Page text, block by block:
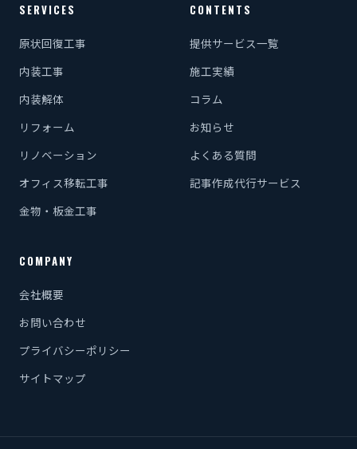
SERVICES
原状回復工事
内装工事
内装解体
リフォーム
リノベーション
オフィス移転工事
金物・板金工事
CONTENTS
提供サービス一覧
施工実績
コラム
お知らせ
よくある質問
記事作成代行サービス
COMPANY
会社概要
お問い合わせ
プライバシーポリシー
サイトマップ